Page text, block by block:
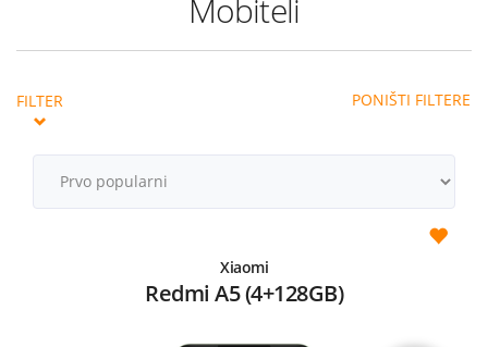
Akcije
Podrška
Mobiteli
FILTER PONIŠTI FILTERE
Xiaomi
Redmi A5 (4+128GB)